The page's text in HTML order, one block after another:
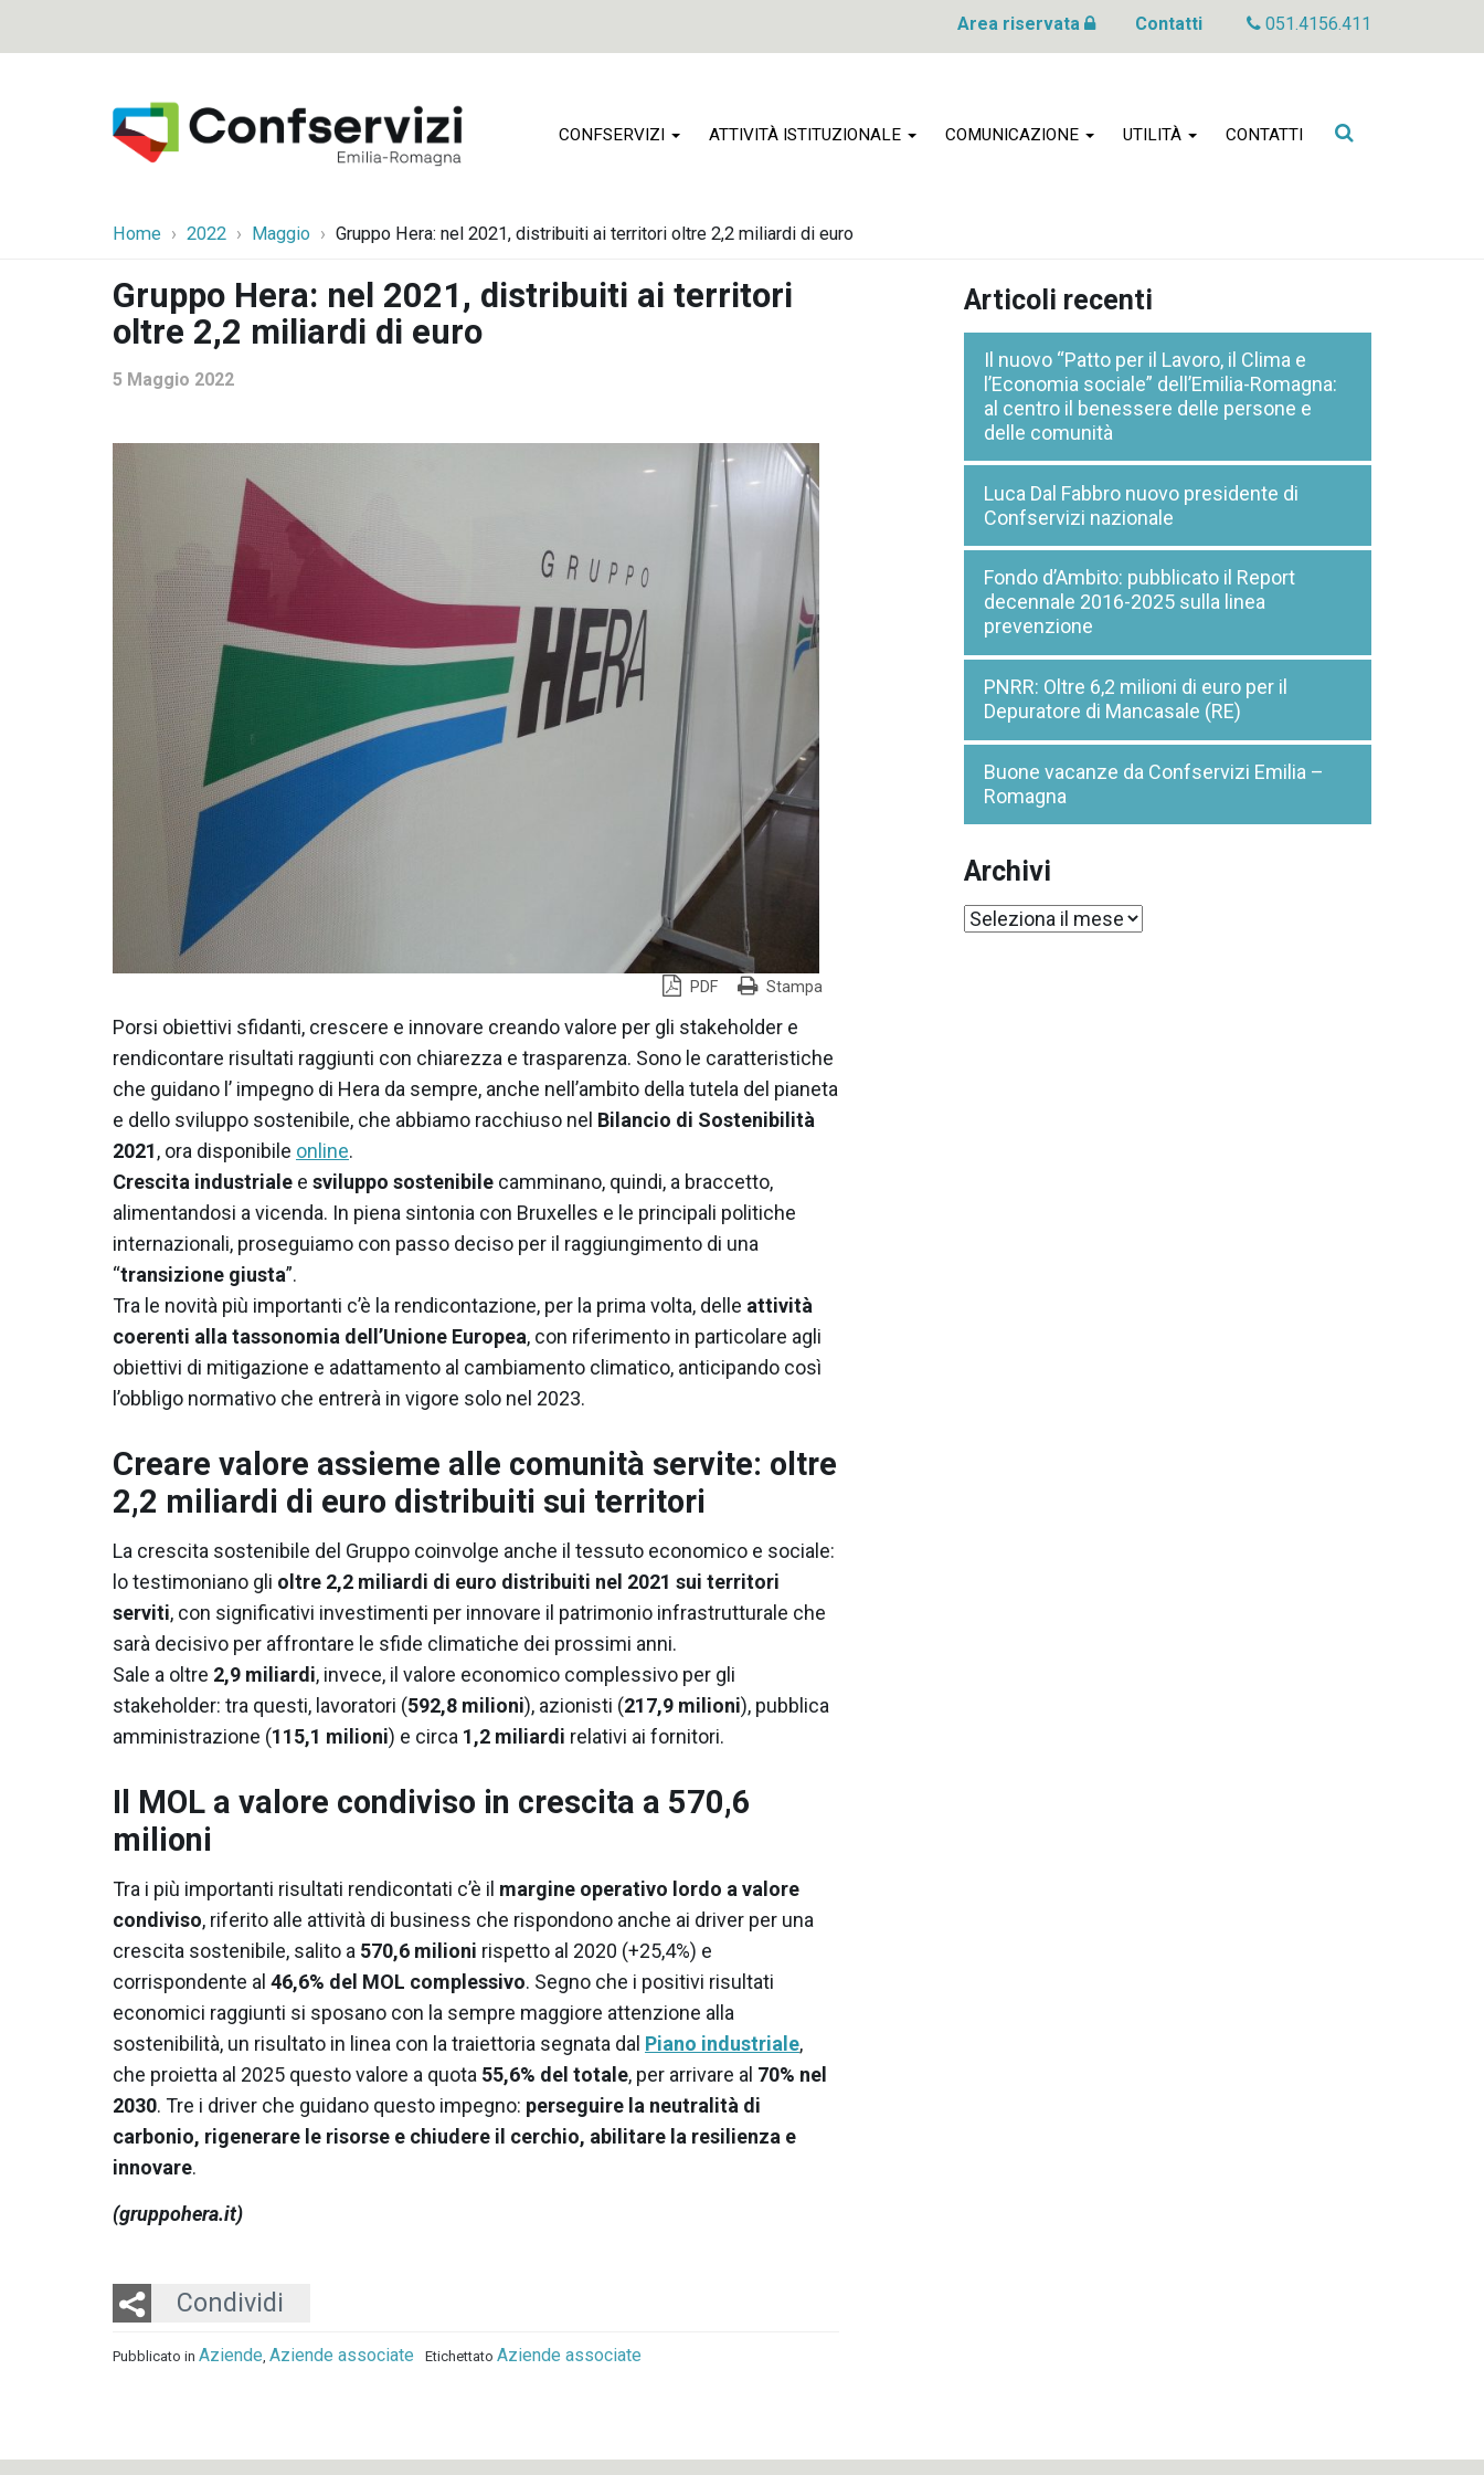
Area riservata Contatti 051.4156.411
CONFSERVIZI ATTIVITÀ ISTITUZIONALE COMUNICAZIONE UTILITÀ CONTATTI
Cerca
Home 2022 Maggio Gruppo Hera: nel 2021, distribuiti ai territori oltre 2,2 miliardi di euro
Gruppo Hera: nel 2021, distribuiti ai territori
oltre 2,2 miliardi di euro
5 Maggio 2022
PDF Stampa
Porsi obiettivi sfidanti, crescere e innovare creando valore per gli stakeholder e
rendicontare risultati raggiunti con chiarezza e trasparenza. Sono le caratteristiche
che guidano l’ impegno di Hera da sempre, anche nell’ambito della tutela del pianeta
e dello sviluppo sostenibile, che abbiamo racchiuso nel Bilancio di Sostenibilità
2021, ora disponibile online.
Crescita industriale e sviluppo sostenibile camminano, quindi, a braccetto,
alimentandosi a vicenda. In piena sintonia con Bruxelles e le principali politiche
internazionali, proseguiamo con passo deciso per il raggiungimento di una
“transizione giusta”.
Tra le novità più importanti c’è la rendicontazione, per la prima volta, delle attività
coerenti alla tassonomia dell’Unione Europea, con riferimento in particolare agli
obiettivi di mitigazione e adattamento al cambiamento climatico, anticipando così
l’obbligo normativo che entrerà in vigore solo nel 2023.
Creare valore assieme alle comunità servite: oltre
2,2 miliardi di euro distribuiti sui territori
La crescita sostenibile del Gruppo coinvolge anche il tessuto economico e sociale:
lo testimoniano gli oltre 2,2 miliardi di euro distribuiti nel 2021 sui territori
serviti, con significativi investimenti per innovare il patrimonio infrastrutturale che
sarà decisivo per affrontare le sfide climatiche dei prossimi anni.
Sale a oltre 2,9 miliardi, invece, il valore economico complessivo per gli
stakeholder: tra questi, lavoratori (592,8 milioni), azionisti (217,9 milioni), pubblica
amministrazione (115,1 milioni) e circa 1,2 miliardi relativi ai fornitori.
Il MOL a valore condiviso in crescita a 570,6
milioni
Tra i più importanti risultati rendicontati c’è il margine operativo lordo a valore
condiviso, riferito alle attività di business che rispondono anche ai driver per una
crescita sostenibile, salito a 570,6 milioni rispetto al 2020 (+25,4%) e
corrispondente al 46,6% del MOL complessivo. Segno che i positivi risultati
economici raggiunti si sposano con la sempre maggiore attenzione alla
sostenibilità, un risultato in linea con la traiettoria segnata dal Piano industriale,
che proietta al 2025 questo valore a quota 55,6% del totale, per arrivare al 70% nel
2030. Tre i driver che guidano questo impegno: perseguire la neutralità di
carbonio, rigenerare le risorse e chiudere il cerchio, abilitare la resilienza e
innovare.
(gruppohera.it)
Condividi
Twitter
LinkedIn
Email
Pubblicato in Aziende, Aziende associate Etichettato Aziende associate
Articoli recenti
Il nuovo “Patto per il Lavoro, il Clima e
l’Economia sociale” dell’Emilia-Romagna:
al centro il benessere delle persone e
delle comunità
Luca Dal Fabbro nuovo presidente di
Confservizi nazionale
Fondo d’Ambito: pubblicato il Report
decennale 2016-2025 sulla linea
prevenzione
PNRR: Oltre 6,2 milioni di euro per il
Depuratore di Mancasale (RE)
Buone vacanze da Confservizi Emilia –
Romagna
Archivi
Archivi